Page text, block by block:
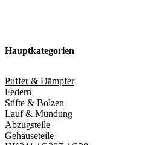
Hauptkategorien
Puffer & Dämpfer
Federn
Stifte & Bolzen
Lauf & Mündung
Abzugsteile
Gehäuseteile